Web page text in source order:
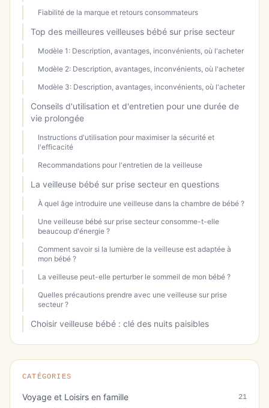
Fiabilité de la marque et retours consommateurs
Top des meilleures veilleuses bébé sur prise secteur
Modèle 1: Description, avantages, inconvénients, où l'acheter
Modèle 2: Description, avantages, inconvénients, où l'acheter
Modèle 3: Description, avantages, inconvénients, où l'acheter
Conseils d'utilisation et d'entretien pour une durée de
vie prolongée
Instructions d'utilisation pour maximiser la sécurité et
l'efficacité
Recommandations pour l'entretien de la veilleuse
La veilleuse bébé sur prise secteur en questions
À quel âge introduire une veilleuse dans la chambre de bébé ?
Une veilleuse bébé sur prise secteur consomme-t-elle
beaucoup d'énergie ?
Comment savoir si la lumière de la veilleuse est adaptée à
mon bébé ?
La veilleuse peut-elle perturber le sommeil de mon bébé ?
Quelles précautions prendre avec une veilleuse sur prise
secteur ?
Choisir veilleuse bébé : clé des nuits paisibles
CATÉGORIES
Voyage et Loisirs en famille 21